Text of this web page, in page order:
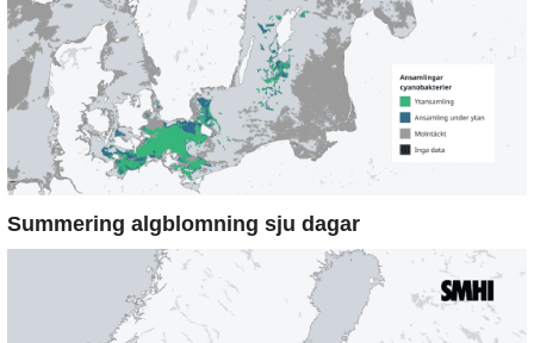
Summering algblomning sju dagar